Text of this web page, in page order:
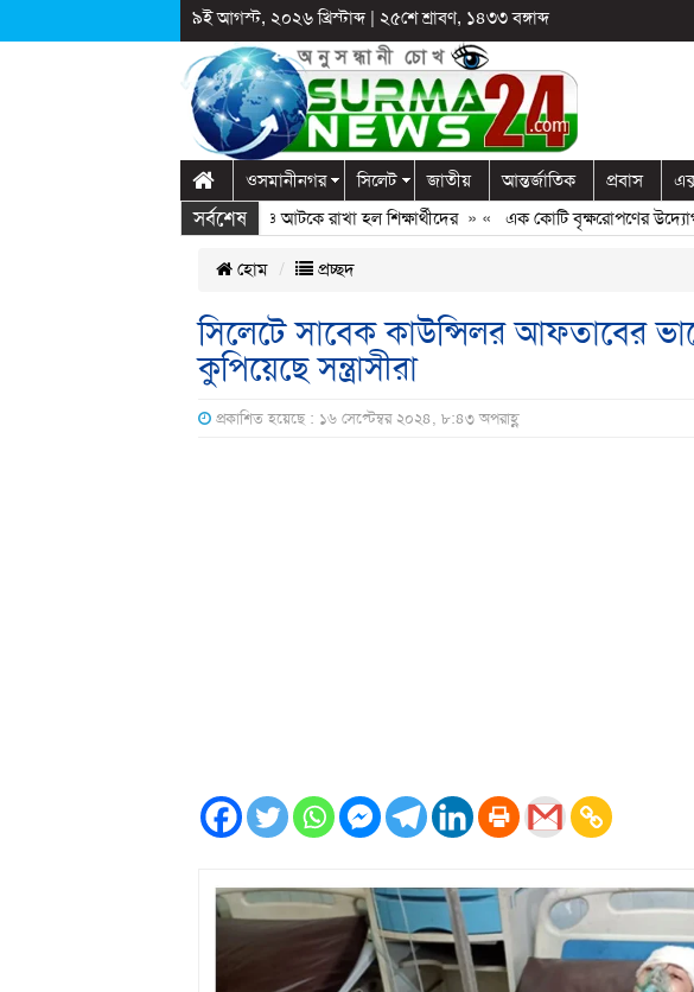
৯ই আগস্ট, ২০২৬ খ্রিস্টাব্দ| ২৫শে শ্রাবণ, ১৪৩৩ বঙ্গাব্দ
ওসমানীনগর সিলেট জাতীয় আন্তর্জাতিক প্রবাস
সর্বশেষ
স্কুলে দুপ্রক’র অনুষ্ঠান: ছুটির পরও আটকে রাখা হল শিক্ষার্থীদের» «এক কোটি বৃক্ষরোপণের উদ্যোগ
হোম প্রচ্ছদ
সিলেটে সাবেক কাউন্সিলর আফতাবের
কুপিয়েছে সন্ত্রাসীরা
প্রকাশিত হয়েছে : ১৬ সেপ্টেম্বর ২০২৪, ৮:৪৩ অপরাহ্ণ